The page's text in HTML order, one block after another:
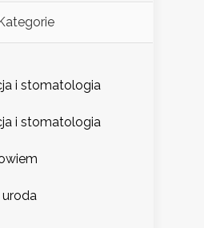
Kategorie
i stomatologia
i stomatologia